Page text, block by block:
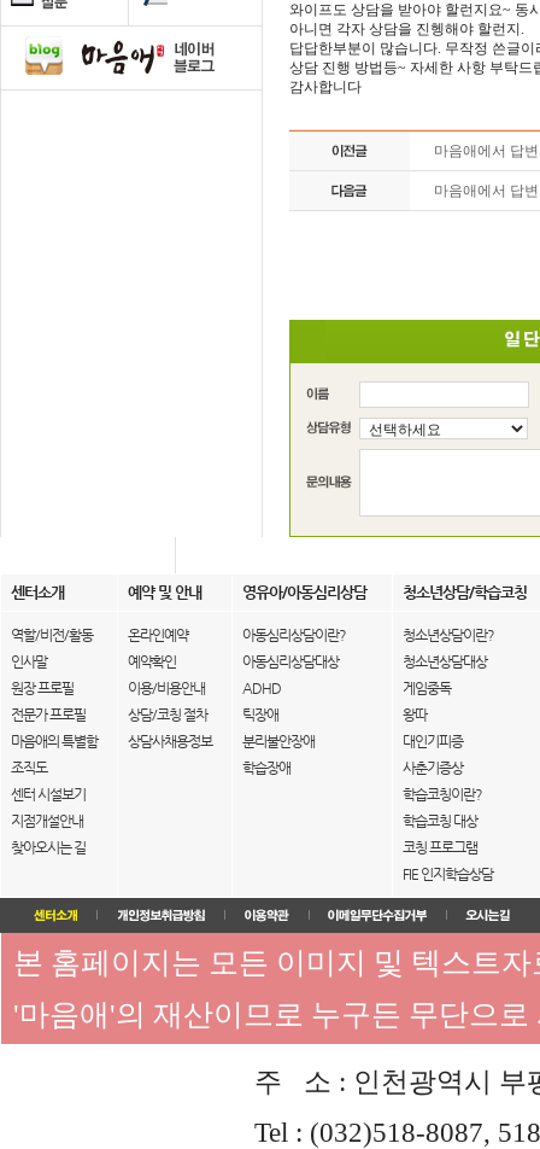
와이프도 상담을 받아야 할런지요~ 동
아니면 각자 상담을 진헹해야 할런지.
답답한부분이 많습니다. 무작정 쓴글
상담 진행 방법등~ 자세한 사항 부탁드
감사합니다
마음애에서 답
마음애에서 답
센터소개 예약 및 안내 영유아/아동심리상담 청소년상담/학습코칭
역할/비전/활동
인사말
원장 프로필
전문가 프로필
마음애의 특별함
조직도
센터 시설보기
지점개설안내
찾아오시는 길
온라인예약
예약확인
이용/비용안내
상담/코칭 절차
상담사채용정보
아동심리상담이란?
아동심리상담대상
ADHD
틱장애
분리불안장애
학습장애
청소년상담이란?
청소년상담대상
게임중독
왕따
대인기피증
사춘기증상
학습코칭이란?
학습코칭 대상
코칭 프로그램
FIE 인지학습상담
본 홈페이지는 모든 이미지 및 텍스트
'마음애'의 재산이므로 누구든 무단으
주 소 : 인천광역시 부
Tel : (032)518-8087,